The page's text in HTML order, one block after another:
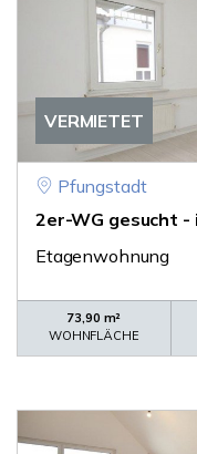
VERMIETET
Pfungstadt
2er-WG gesucht
Etagenwohnung
73,90 m²
WOHNFLÄCHE